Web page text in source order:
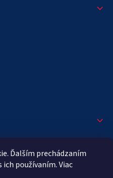
Ďalším prechádzaním
používaním. Viac